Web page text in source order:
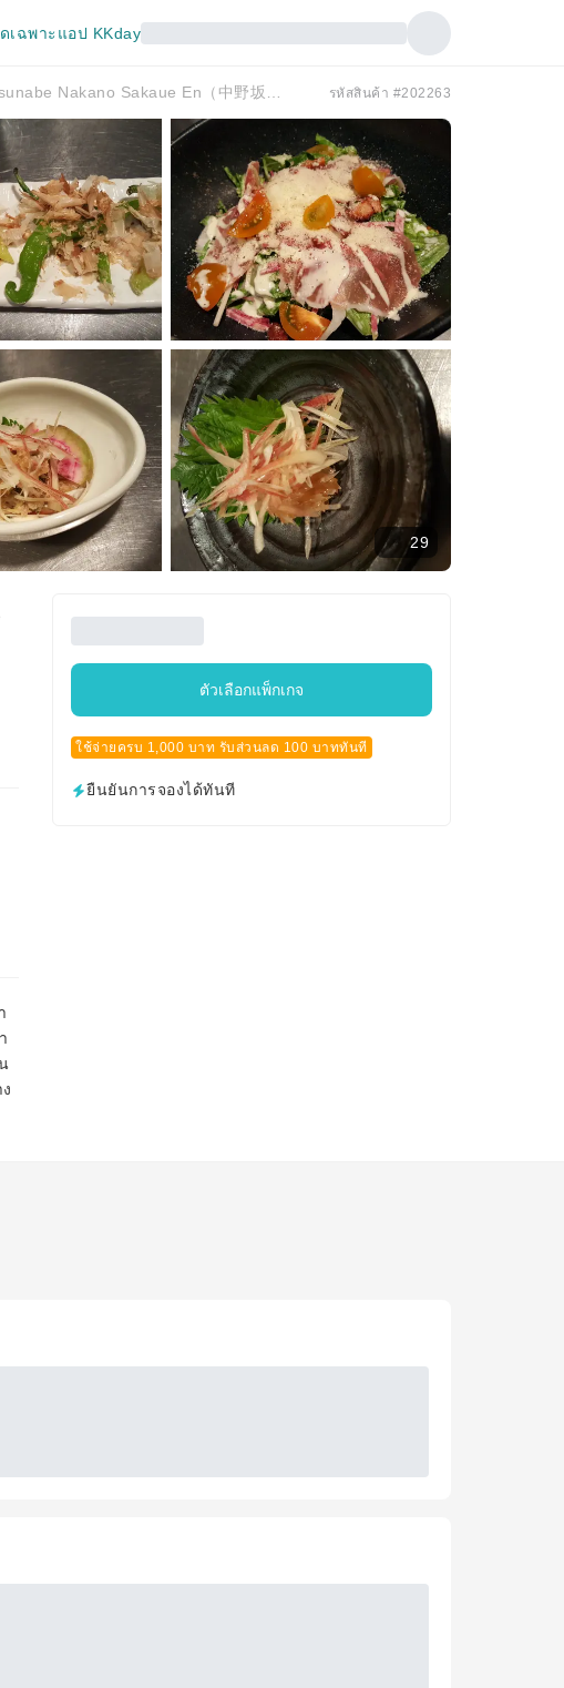
เฉพาะแอป KKday
รหัสสินค้า #202263
29
ตัวเลือกแพ็กเกจ
ใช้จ่ายครบ 1,000 บาท รับส่วนลด 100 บาททันที
ยืนยันการจองได้ทันที